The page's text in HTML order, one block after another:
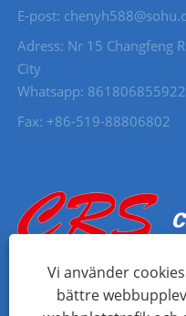
E-post:
Adress: Nr 15 Changfeng
City
Whatsapp:
Fax: +86-519-88806802
Vi använder
bättre